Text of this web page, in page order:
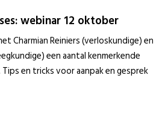
webinar 12 oktober
Charmian Reiniers (verloskundige) en
een aantal kenmerkende
en tricks voor aanpak en gesprek